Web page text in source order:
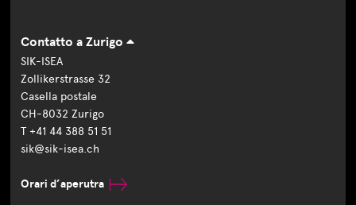
Contatto a Zurigo
SIK-ISEA
Zollikerstrasse 32
Casella postale
CH-8032 Zurigo
T +41 44 388 51 51
sik@sik-isea.ch
Orari d’aperutra